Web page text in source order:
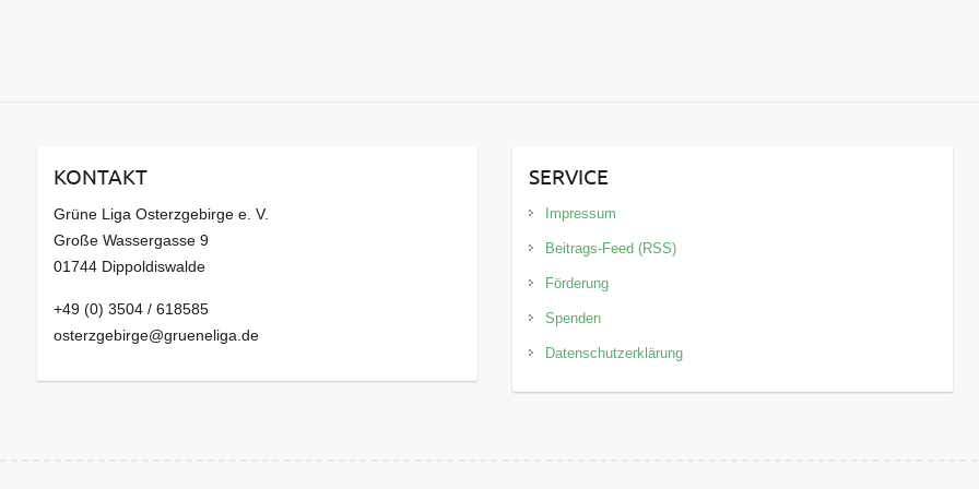
KONTAKT
Grüne Liga Osterzgebirge e. V.
Große Wassergasse 9
01744 Dippoldiswalde
+49 (0) 3504 / 618585
osterzgebirge@grueneliga.de
SERVICE
Impressum
Beitrags-Feed (RSS)
Förderung
Spenden
Datenschutzerklärung